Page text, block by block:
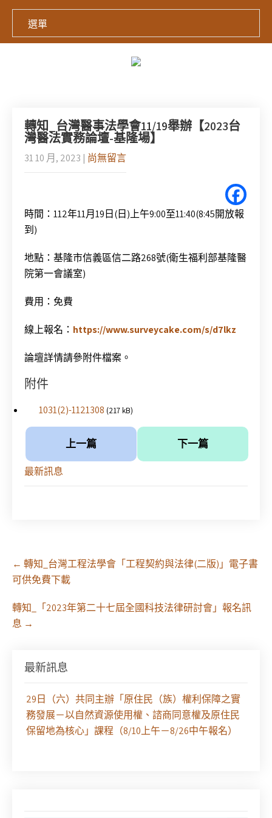
選單
轉知_台灣醫事法學會11/19舉辦【2023台
灣醫法實務論壇-基隆場】
31 10 月, 2023 | 尚無留言
時間：112年11月19日(日)上午9:00至11:40(8:45開放報
到)
地點：基隆市信義區信二路268號(衛生福利部基隆醫
院第一會議室)
費用：免費
線上報名： https://www.surveycake.com/s/d7lkz
論壇詳情請參附件檔案。
附件
1031(2)-1121308 (217 kB)
上一篇 下一篇
最新訊息
Post
navigation
← 轉知_台灣工程法學會「工程契約與法律(二版)」電子書
可供免費下載
轉知_「2023年第二十七屆全國科技法律研討會」報名訊
息 →
最新訊息
29日（六）共同主辦「原住民（族）權利保障之實
務發展－以自然資源使用權、諮商同意權及原住民
保留地為核心」課程（8/10上午－8/26中午報名）